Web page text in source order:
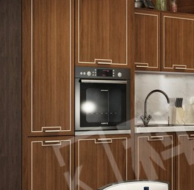
ELEGANT MUSIC
新中式系列
NEW CHINESE
方圆之中系列
FANGYUAN MIDDLE